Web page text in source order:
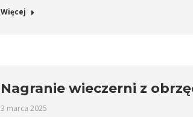
Więcej
Nagranie wieczerni z
3 marca 2025